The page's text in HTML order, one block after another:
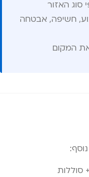
סוג האזור
חשיפה, אבטחה
המקום
סוללות